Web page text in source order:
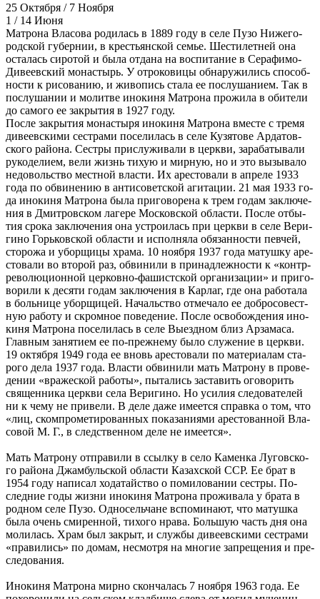
25 Октября / 7 Ноября
1 / 14 Июня
Мат­ро­на Вла­со­ва ро­ди­лась в 1889 го­ду в се­ле Пу­зо Ни­же­го­
род­ской гу­бер­нии, в кре­стьян­ской се­мье. Ше­сти­лет­ней она
оста­лась си­ро­той и бы­ла от­да­на на вос­пи­та­ние в Се­ра­фи­мо-
Ди­ве­ев­ский мо­на­стырь. У от­ро­ко­ви­цы об­на­ру­жи­лись спо­соб­
но­сти к ри­со­ва­нию, и жи­во­пись ста­ла ее по­слу­ша­ни­ем. Так в
по­слу­ша­нии и мо­лит­ве ино­ки­ня Мат­ро­на про­жи­ла в оби­те­ли
до са­мо­го ее за­кры­тия в 1927 го­ду.
По­сле за­кры­тия мо­на­сты­ря ино­ки­ня Мат­ро­на вме­сте с тре­мя
ди­ве­ев­ски­ми сест­ра­ми по­се­ли­лась в се­ле Ку­зя­то­ве Ар­да­тов­
ско­го рай­о­на. Сест­ры при­слу­жи­ва­ли в церк­ви, за­ра­ба­ты­ва­ли
ру­ко­де­ли­ем, ве­ли жизнь тихую и мир­ную, но и это вы­зы­ва­ло
недо­воль­ство мест­ной вла­сти. Их аре­сто­ва­ли в ап­ре­ле 1933
го­да по об­ви­не­нию в ан­ти­со­вет­ской аги­та­ции. 21 мая 1933 го­
да ино­ки­ня Мат­ро­на бы­ла при­го­во­ре­на к трем го­дам за­клю­че­
ния в Дмит­ров­ском ла­ге­ре Мос­ков­ской об­ла­сти. По­сле от­бы­
тия сро­ка за­клю­че­ния она устро­и­лась при церк­ви в се­ле Вери­
ги­но Горь­ков­ской об­ла­сти и ис­пол­ня­ла обя­зан­но­сти пев­чей,
сто­ро­жа и убор­щи­цы хра­ма. 10 но­яб­ря 1937 го­да ма­туш­ку аре­
сто­ва­ли во вто­рой раз, об­ви­ни­ли в при­над­леж­но­сти к «контр­
ре­во­лю­ци­он­ной цер­ков­но-фа­шист­ской ор­га­ни­за­ции» и при­го­
во­ри­ли к де­ся­ти го­дам за­клю­че­ния в Кар­лаг, где она ра­бо­та­ла
в боль­ни­це убор­щи­цей. На­чаль­ство от­ме­ча­ло ее доб­ро­со­вест­
ную ра­бо­ту и скром­ное по­ве­де­ние. По­сле осво­бож­де­ния ино­
ки­ня Мат­ро­на по­се­ли­лась в се­ле Вы­езд­ном близ Ар­за­ма­са.
Глав­ным за­ня­ти­ем ее по-преж­не­му бы­ло слу­же­ние в церк­ви.
19 ок­тяб­ря 1949 го­да ее вновь аре­сто­ва­ли по ма­те­ри­а­лам ста­
ро­го де­ла 1937 го­да. Вла­сти об­ви­ни­ли мать Мат­ро­ну в про­ве­
де­нии «вра­же­ской ра­бо­ты», пы­та­лись за­ста­вить ого­во­рить
свя­щен­ни­ка церк­ви се­ла Вери­ги­но. Но уси­лия сле­до­ва­те­лей
ни к че­му не при­ве­ли. В де­ле да­же име­ет­ся справ­ка о том, что
«лиц, ском­про­ме­ти­ро­ван­ных по­ка­за­ни­я­ми аре­сто­ван­ной Вла­
со­вой М. Г., в след­ствен­ном де­ле не име­ет­ся».
Мать Мат­ро­ну от­пра­ви­ли в ссыл­ку в се­ло Ка­мен­ка Лу­гов­ско­
го рай­о­на Джам­буль­ской об­ла­сти Ка­зах­ской ССР. Ее брат в
1954 го­ду на­пи­сал хо­да­тай­ство о по­ми­ло­ва­нии сест­ры. По­
след­ние го­ды жиз­ни ино­ки­ня Мат­ро­на про­жи­ва­ла у бра­та в
род­ном се­ле Пу­зо. Од­но­сель­чане вспо­ми­на­ют, что ма­туш­ка
бы­ла очень сми­рен­ной, ти­хо­го нра­ва. Боль­шую часть дня она
мо­ли­лась. Храм был за­крыт, и служ­бы ди­ве­ев­ски­ми сест­ра­ми
«пра­ви­лись» по до­мам, несмот­ря на мно­гие за­пре­ще­ния и пре­
сле­до­ва­ния.
Ино­ки­ня Мат­ро­на мир­но скон­ча­лась 7 но­яб­ря 1963 го­да. Ее